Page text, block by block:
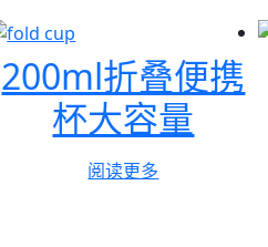
200ml折叠便携
杯大容量
阅读更多